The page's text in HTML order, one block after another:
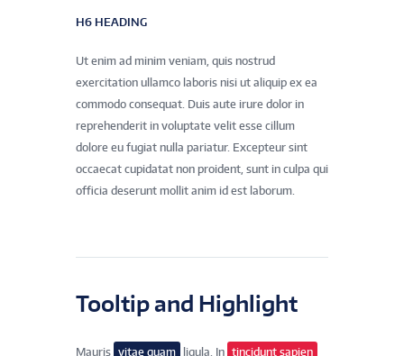
H6 HEADING
Ut enim ad minim veniam, quis nostrud
exercitation ullamco laboris nisi ut aliquip ex ea
commodo consequat. Duis aute irure dolor in
reprehenderit in voluptate velit esse cillum
dolore eu fugiat nulla pariatur. Excepteur sint
occaecat cupidatat non proident, sunt in culpa qui
officia deserunt mollit anim id est laborum.
Tooltip and Highlight
Mauris vitae quam ligula. In tincidunt sapien